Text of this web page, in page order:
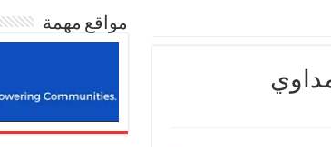
مواقع مهمة